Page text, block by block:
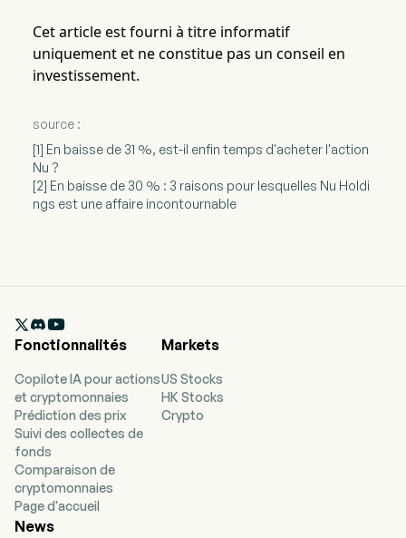
Cet article est fourni à titre informatif
uniquement et ne constitue pas un conseil en
investissement.
source :
[1] En baisse de 31 %, est-il enfin temps d'acheter l'action
Nu ?
[2] En baisse de 30 % : 3 raisons pour lesquelles Nu Holdi
ngs est une affaire incontournable

Fonctionnalités
Copilote IA pour actions
et cryptomonnaies
Prédiction des prix
Suivi des collectes de
fonds
Comparaison de
cryptomonnaies
Page d'accueil
Markets
US Stocks
HK Stocks
Crypto
News